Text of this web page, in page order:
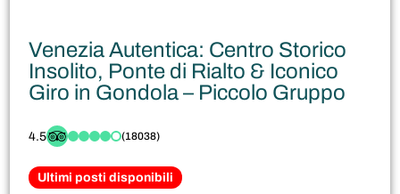
Venezia Autentica: Centro Storico
Insolito, Ponte di Rialto & Iconico
Giro in Gondola – Piccolo Gruppo
4.5 (18038)
Ultimi posti disponibili